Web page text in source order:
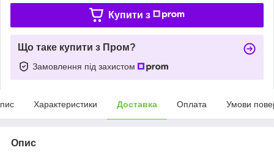
Купити з
Що таке купити з Пром?
Замовлення під захистом
Характеристики Доставка Оплата Умови
Опис